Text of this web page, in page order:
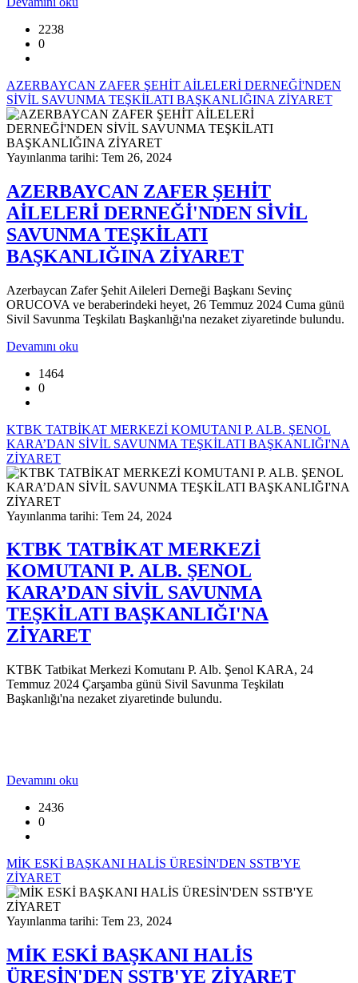
2238
0
AZERBAYCAN ZAFER ŞEHİT AİLELERİ DERNEĞİ'NDEN
SİVİL SAVUNMA TEŞKİLATI BAŞKANLIĞINA ZİYARET
Yayınlanma tarihi: Tem 26, 2024
AZERBAYCAN ZAFER ŞEHİT
AİLELERİ DERNEĞİ'NDEN SİVİL
SAVUNMA TEŞKİLATI
BAŞKANLIĞINA ZİYARET
Azerbaycan Zafer Şehit Aileleri Derneği Başkanı Sevinç
ORUCOVA ve beraberindeki heyet, 26 Temmuz 2024 Cuma günü
Sivil Savunma Teşkilatı Başkanlığı'na nezaket ziyaretinde bulundu.
Devamını oku
1464
0
KTBK TATBİKAT MERKEZİ KOMUTANI P. ALB. ŞENOL
KARA’DAN SİVİL SAVUNMA TEŞKİLATI BAŞKANLIĞI'NA
ZİYARET
Yayınlanma tarihi: Tem 24, 2024
KTBK TATBİKAT MERKEZİ
KOMUTANI P. ALB. ŞENOL
KARA’DAN SİVİL SAVUNMA
TEŞKİLATI BAŞKANLIĞI'NA
ZİYARET
KTBK Tatbikat Merkezi Komutanı P. Alb. Şenol KARA, 24
Temmuz 2024 Çarşamba günü Sivil Savunma Teşkilatı
Başkanlığı'na nezaket ziyaretinde bulundu.
Devamını oku
2436
0
MİK ESKİ BAŞKANI HALİS ÜRESİN'DEN SSTB'YE
ZİYARET
Yayınlanma tarihi: Tem 23, 2024
MİK ESKİ BAŞKANI HALİS
ÜRESİN'DEN SSTB'YE ZİYARET